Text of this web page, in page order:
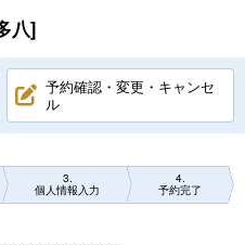
八]
予約確認・変更・キャンセ
ル
3
個人情報入力
4
予約完了